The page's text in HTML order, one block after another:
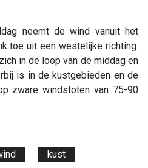
neemt de wind vanuit het
toe uit een westelijke richting.
in de loop van de middag en
is in de kustgebieden en de
zware windstoten van 75-90
kust